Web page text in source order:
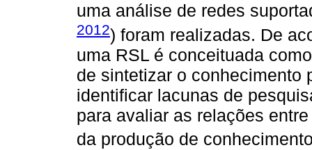
uma análise de redes
2012) foram realizadas. De
uma RSL é conceituada
de sintetizar o conhecimento
identificar lacunas de
para avaliar as relações
da produção de